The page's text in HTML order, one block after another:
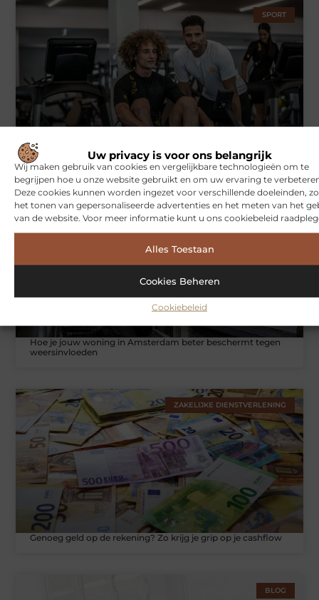
Uw privacy is voor ons belangrijk
Wij maken gebruik van cookies en vergelijkbare technologieën om te
begrijpen hoe u onze website gebruikt en om uw ervaring te
Deze cookies kunnen worden ingezet voor verschillende doeleinden,
het tonen van gepersonaliseerde advertenties en het meten van het
van de website. Voor meer informatie kunt u ons cookiebeleid
Alles Toestaan
Cookies Beheren
Cookiebeleid
SPORT
Symbiont360: Innovatieve EMS-training in Utrecht voor een
effectieve workout
WONINGEN
Hoe je jouw woning in Amsterdam beter beschermt tegen
weersinvloeden
ZAKELIJKE DIENSTVERLENING
Genoeg geld op de rekening? Zo krijg je grip op je cashflow
BLOG